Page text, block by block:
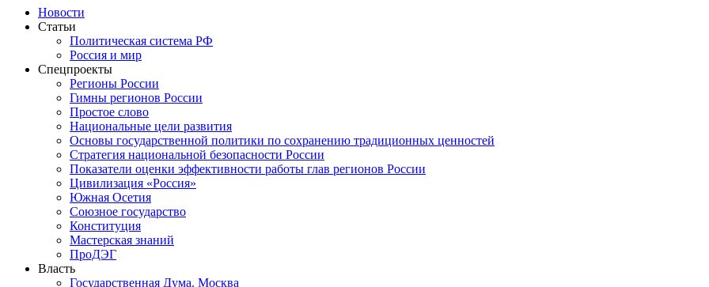
Новости
Статьи
Политическая система РФ
Россия и мир
Спецпроекты
Регионы России
Гимны регионов России
Простое слово
Национальные цели развития
Основы государственной политики по сохранению традиционных ценностей
Стратегия национальной безопасности России
Показатели оценки эффективности работы глав регионов России
Цивилизация «Россия»
Южная Осетия
Союзное государство
Конституция
Мастерская знаний
ПроДЭГ
Власть
Государственная Дума. Москва